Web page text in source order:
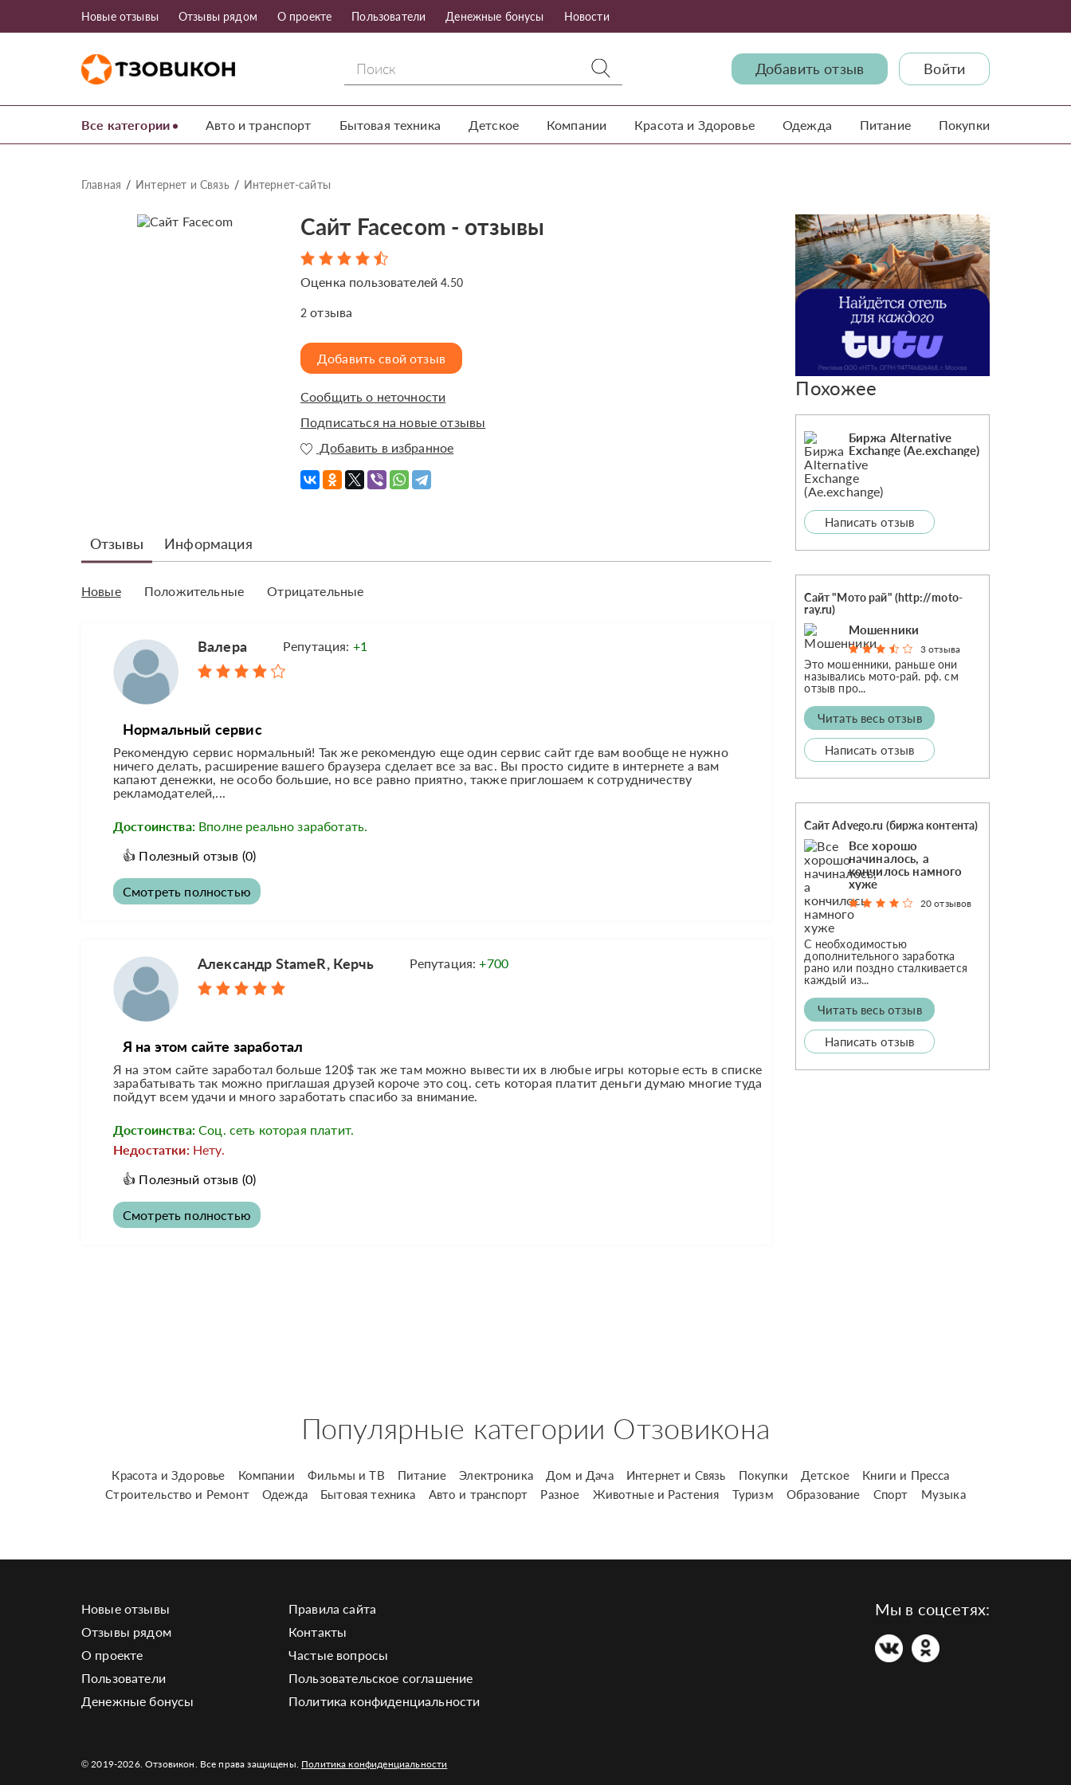
Новые отзывы Отзывы рядом О проекте Пользователи Денежные бонусы Новости
Добавить отзыв Войти
Все категории Авто и транспорт Бытовая техника Детское Компании Красота и Здоровье Одежда Питание Покупки
Главная Интернет и Связь Интернет-сайты
Сайт Facecom - отзывы
Оценка пользователей4.50
2 отзыва
Добавить свой отзыв
Сообщить о неточности
Подписаться на новые отзывы
Добавить в избранное
Отзывы Информация
Новые Положительные Отрицательные
Валера Репутация: +1
Нормальный сервис
Рекомендую сервис нормальный! Так же рекомендую еще один сервис сайт где вам вообще не нужно
ничего делать, расширение вашего браузера сделает все за вас. Вы просто сидите в интернете а вам
капают денежки, не особо большие, но все равно приятно, также приглошаем к сотрудничеству
рекламодателей,...
Достоинства: Вполне реально заработать.
👍 Полезный отзыв (0)
Смотреть полностью
Александр StameR, Керчь Репутация:+700
Я на этом сайте заработал
Я на этом сайте заработал больше 120$ так же там можно вывести их в любые игры которые есть в списке
зарабатывать так можно приглашая друзей короче это соц. сеть которая платит деньги думаю многие туда
пойдут всем удачи и много заработать спасибо за внимание.
Достоинства: Соц. сеть которая платит.
Недостатки: Нету.
👍 Полезный отзыв (0)
Смотреть полностью
Похожее
Биржа Alternative
Exchange (Ae.exchange)
Написать отзыв
Сайт "Мото рай" (http://moto-
ray.ru)
Мошенники
3 отзыва
Это мошенники, раньше они
назывались мото-рай. рф. см
отзыв про...
Читать весь отзыв
Написать отзыв
Сайт Advego.ru (биржа контента)
Все хорошо
начиналось, а
кончилось намного
хуже
20 отзывов
С необходимостью
дополнительного заработка
рано или поздно сталкивается
каждый из...
Читать весь отзыв
Написать отзыв
Популярные категории Отзовикона
Красота и Здоровье Компании Фильмы и ТВ Питание Электроника Дом и Дача Интернет и Связь Покупки Детское
Книги и Пресса
Строительство и Ремонт
Одежда Бытовая техника Авто и транспорт Разное Животные и Растения Туризм Образование Спорт Музыка
Новые отзывы
Отзывы рядом
О проекте
Пользователи
Денежные бонусы
Правила сайта
Контакты
Частые вопросы
Пользовательское соглашение
Политика конфиденциальности
Мы в соцсетях:
© 2019-2026. Отзовикон. Все права защищены. Политика конфиденциальности